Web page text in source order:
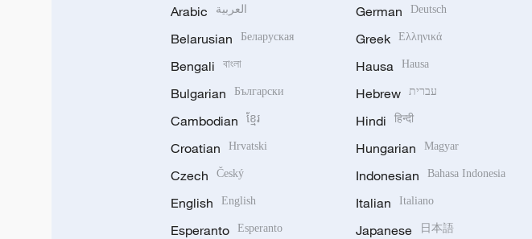
Arabic العربية
Belarusian Беларуская
Bengali বাংলা
Bulgarian Български
Cambodian ខ្មែរ
Croatian Hrvatski
Czech Český
English English
Esperanto Esperanto
German Deutsch
Greek Ελληνικά
Hausa Hausa
Hebrew עברית
Hindi हिन्दी
Hungarian Magyar
Indonesian Bahasa Indonesia
Italian Italiano
Japanese 日本語